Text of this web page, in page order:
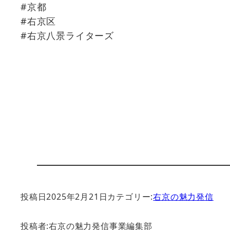
#京都
#右京区
#右京八景ライターズ
投稿日2025年2月21日カテゴリー:右京の魅力発信
投稿者:右京の魅力発信事業編集部